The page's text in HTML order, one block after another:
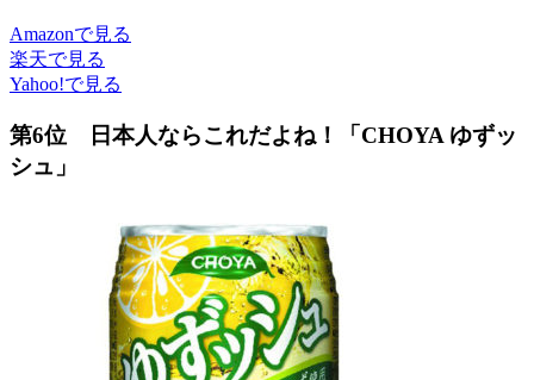
Amazonで見る
楽天で見る
Yahoo!で見る
第6位 日本人ならこれだよね！「CHOYA ゆずッ
シュ」